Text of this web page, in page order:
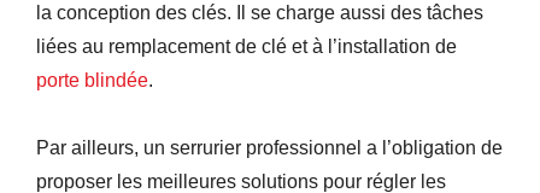
la conception des clés. Il se charge aussi des tâches
liées au remplacement de clé et à l’installation de
porte blindée.
Par ailleurs, un serrurier professionnel a l’obligation de
proposer les meilleures solutions pour régler les